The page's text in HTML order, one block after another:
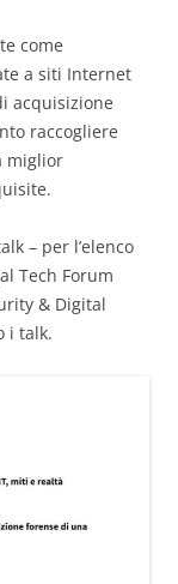
come
a siti Internet
acquisizione
raccogliere
miglior
– per l’elenco
Tech Forum
& Digital
i talk.